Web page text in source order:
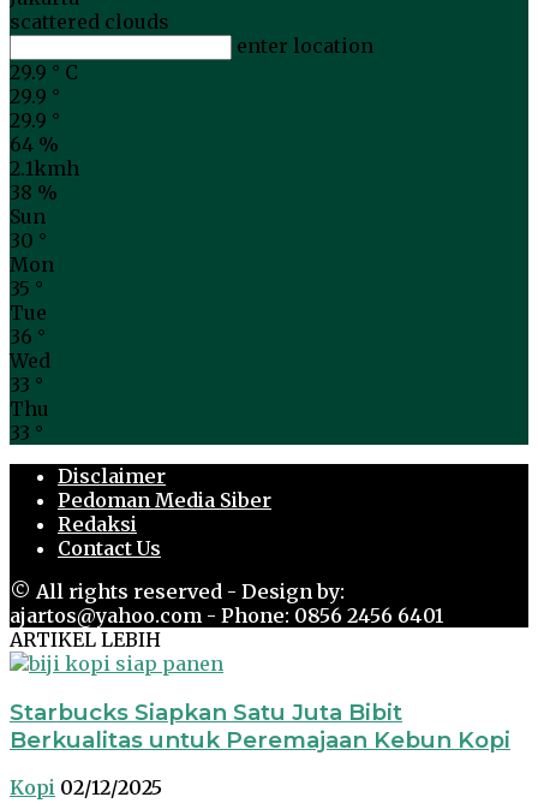
scattered clouds
enter location
29.9 ° C
29.9 °
29.9 °
64 %
2.1kmh
38 %
Sun
30 °
Mon
35 °
Tue
36 °
Wed
33 °
Thu
33 °
Disclaimer
Pedoman Media Siber
Redaksi
Contact Us
© All rights reserved - Design by:
ajartos@yahoo.com - Phone: 0856 2456 6401
ARTIKEL LEBIH
Starbucks Siapkan Satu Juta Bibit
Berkualitas untuk Peremajaan Kebun Kopi
Kopi 02/12/2025